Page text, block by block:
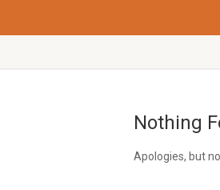
Nothing
Apologies, but